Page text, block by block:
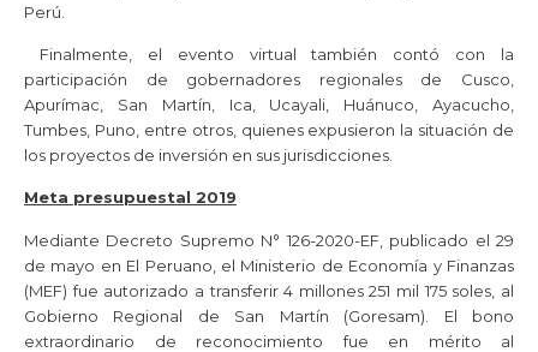
Perú.
Finalmente, el evento virtual también contó con la
participación de gobernadores regionales de Cusco,
Apurímac, San Martín, Ica, Ucayali, Huánuco, Ayacucho,
Tumbes, Puno, entre otros, quienes expusieron la situación de
los proyectos de inversión en sus jurisdicciones.
Meta presupuestal 2019
Mediante Decreto Supremo N° 126-2020-EF, publicado el 29
de mayo en El Peruano, el Ministerio de Economía y Finanzas
(MEF) fue autorizado a transferir 4 millones 251 mil 175 soles, al
Gobierno Regional de San Martín (Goresam). El bono
extraordinario de reconocimiento fue en mérito al